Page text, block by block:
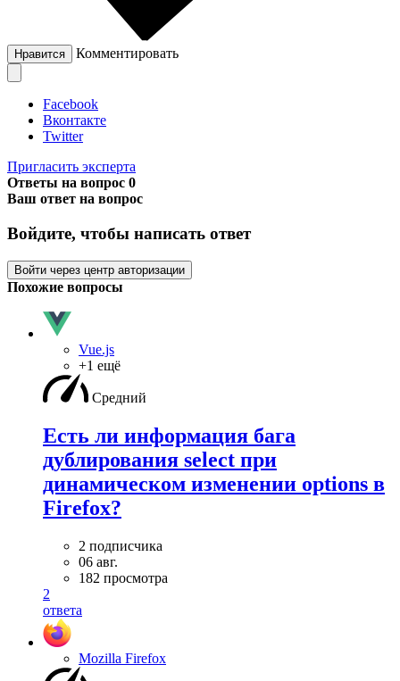
Нравится Комментировать
Facebook
Вконтакте
Twitter
Пригласить эксперта
Ответы на вопрос 0
Ваш ответ на вопрос
Войдите, чтобы написать ответ
Войти через центр авторизации
Похожие вопросы
Vue.js
+1 ещё
Средний
Есть ли информация бага
дублирования select при
динамическом изменении options в
Firefox?
2 подписчика
06 авг.
182 просмотра
2
ответа
Mozilla Firefox